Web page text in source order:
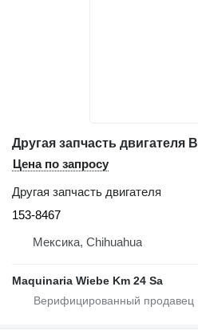
Цена по запросу
Другая запчасть двигателя
153-8467
Мексика, Chihuahua
Maquinaria Wiebe Km 24 Sa